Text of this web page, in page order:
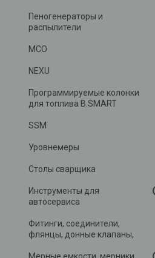
Пеногенераторы и
распылители
MCO
NEXU
Программируемые колонки
для топлива B.SMART
SSM
Уровнемеры
Столы сварщика
Инструменты для
автосервиса
Фитинги, соединители,
флянцы, донные клапаны,
Мерные емкости ,мерники